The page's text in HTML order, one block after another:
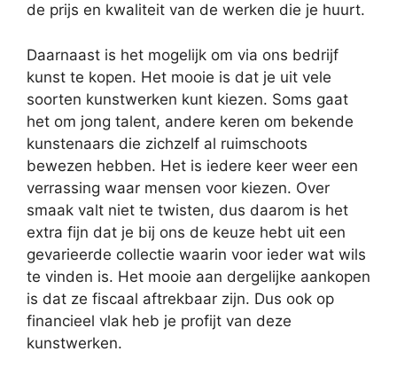
de prijs en kwaliteit van de werken die je huurt.
Daarnaast is het mogelijk om via ons bedrijf
kunst te kopen. Het mooie is dat je uit vele
soorten kunstwerken kunt kiezen. Soms gaat
het om jong talent, andere keren om bekende
kunstenaars die zichzelf al ruimschoots
bewezen hebben. Het is iedere keer weer een
verrassing waar mensen voor kiezen. Over
smaak valt niet te twisten, dus daarom is het
extra fijn dat je bij ons de keuze hebt uit een
gevarieerde collectie waarin voor ieder wat wils
te vinden is. Het mooie aan dergelijke aankopen
is dat ze fiscaal aftrekbaar zijn. Dus ook op
financieel vlak heb je profijt van deze
kunstwerken.